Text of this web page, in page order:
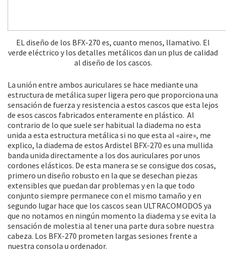
EL diseño de los BFX-270 es, cuanto menos, llamativo. El
verde eléctrico y los detalles metálicos dan un plus de calidad
al diseño de los cascos.
La unión entre ambos auriculares se hace mediante una
estructura de metálica super ligera pero que proporciona una
sensación de fuerza y resistencia a estos cascos que esta lejos
de esos cascos fabricados enteramente en plástico. Al
contrario de lo que suele ser habitual la diadema no esta
unida a esta estructura metálica si no que esta al «aire», me
explico, la diadema de estos Ardistel BFX-270 es una mullida
banda unida directamente a los dos auriculares por unos
cordones elásticos. De esta manera se se consigue dos cosas,
primero un diseño robusto en la que se desechan piezas
extensibles que puedan dar problemas y en la que todo
conjunto siempre permanece con el mismo tamaño y en
segundo lugar hace que los cascos sean ULTRACOMODOS ya
que no notamos en ningún momento la diadema y se evita la
sensación de molestia al tener una parte dura sobre nuestra
cabeza. Los BFX-270 prometen largas sesiones frente a
nuestra consola u ordenador.